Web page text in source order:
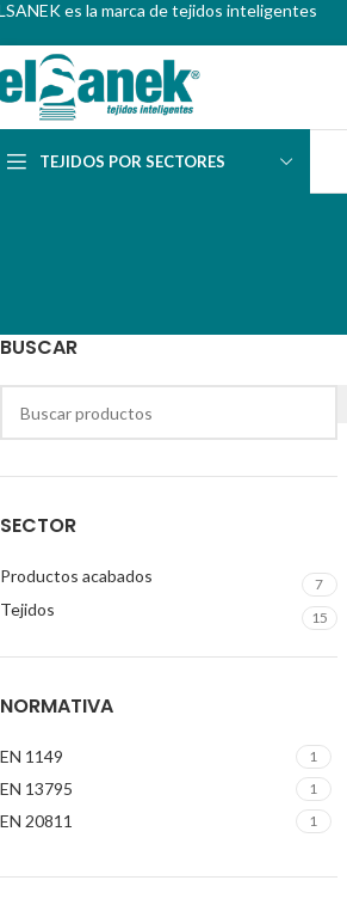
es la marca de tejidos inteligentes
TEJIDOS POR SECTORES
BUSCAR
SECTOR
Productos acabados 7
Tejidos 15
NORMATIVA
EN 1149 1
EN 13795 1
EN 20811 1